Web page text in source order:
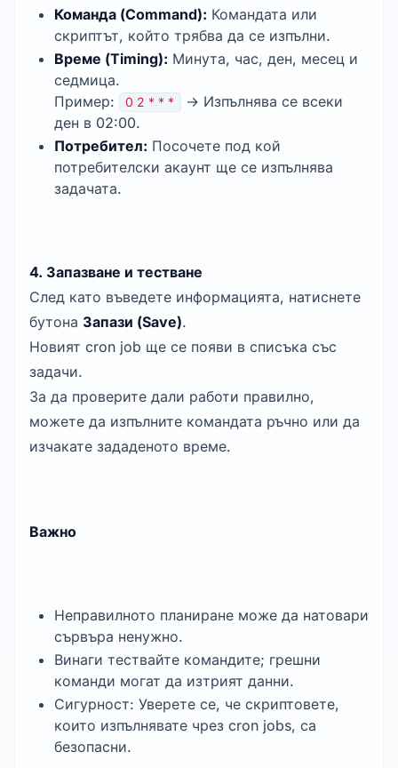
Команда (Command): Командата или
скриптът, който трябва да се изпълни.
Време (Timing): Минута, час, ден, месец и
седмица.
Пример:
0 2 * * *
→ Изпълнява се всеки
ден в 02:00.
Потребител: Посочете под кой
потребителски акаунт ще се изпълнява
задачата.
4. Запазване и тестване
След като въведете информацията, натиснете
бутона Запази (Save).
Новият cron job ще се появи в списъка със
задачи.
За да проверите дали работи правилно,
можете да изпълните командата ръчно или да
изчакате зададеното време.
Важно
Неправилното планиране може да натовари
сървъра ненужно.
Винаги тествайте командите; грешни
команди могат да изтрият данни.
Сигурност: Уверете се, че скриптовете,
които изпълнявате чрез cron jobs, са
безопасни.